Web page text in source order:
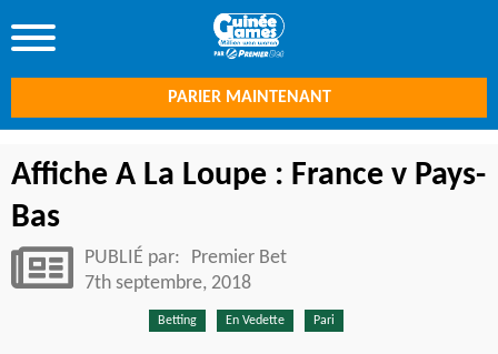
PARIER MAINTENANT
Affiche A La Loupe : France v Pays-
Bas
PUBLIÉ par:
Premier Bet
7th septembre, 2018
Betting En Vedette Pari